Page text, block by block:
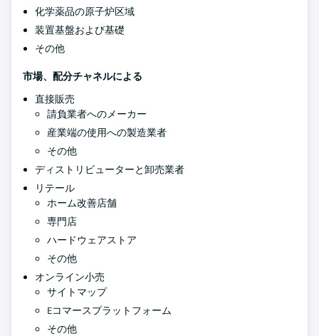
化学薬品の原子炉区域
装置基盤および基礎
その他
市場、配分チャネルによる
直接販売
請負業者へのメーカー
産業端の使用への製造業者
その他
ディストリビューターと卸売業者
リテール
ホーム改善店舗
専門店
ハードウェアストア
その他
オンライン小売
サイトマップ
Eコマースプラットフォーム
その他